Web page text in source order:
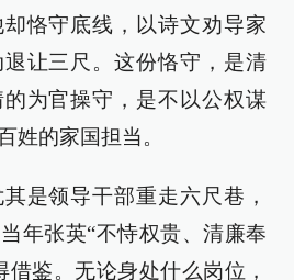
恪守底线，以诗文劝导家
让三尺。这份恪守，是清
为官操守，是不以公权谋
姓的家国担当。
是领导干部重走六尺巷，
年张英“不恃权贵、清廉奉
借鉴。无论身处什么岗位，